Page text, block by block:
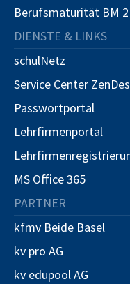
Berufsmaturität BM 2
DIENSTE & LINKS
schulNetz
Service Center
Passwortportal
Lehrfirmenportal
MS Office 365
PARTNER
kfmv Beide Basel
kv pro AG
kv edupool AG